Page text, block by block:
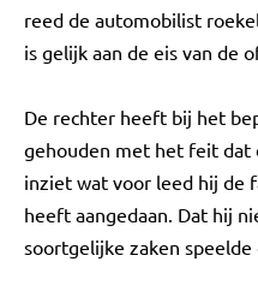
reed de automobilist
is gelijk aan de eis van de
De rechter heeft bij het
gehouden met het feit dat
inziet wat voor leed hij de
heeft aangedaan. Dat hij
soortgelijke zaken speelde